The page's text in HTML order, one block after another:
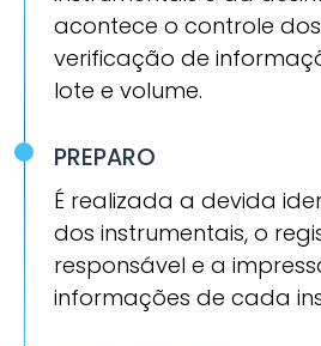
acontece o controle
verificação de
lote e volume.
PREPARO
É realizada a devida
dos instrumentais, o
responsável e a
informações de cada